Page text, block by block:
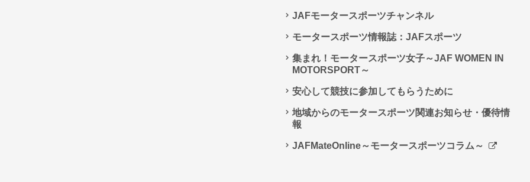
JAFモータースポーツチャンネル
モータースポーツ情報誌：JAFスポーツ
集まれ！モータースポーツ女子～JAF WOMEN IN
MOTORSPORT～
安心して競技に参加してもらうために
地域からのモータースポーツ関連お知らせ・優待情
報
JAFMateOnline～モータースポーツコラム～